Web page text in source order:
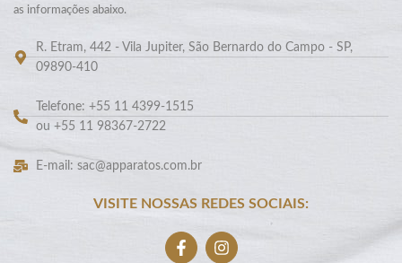
as informações abaixo.
R. Etram, 442 - Vila Jupiter, São Bernardo do Campo - SP,
09890-410
Telefone: +55 11 4399-1515
ou +55 11 98367-2722
E-mail: sac@apparatos.com.br
VISITE NOSSAS REDES SOCIAIS: